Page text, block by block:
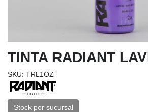
TINTA RADIANT
SKU: TRL1OZ
Stock por sucursal